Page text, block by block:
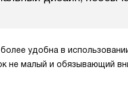
удобна в
не малый и обязывающий